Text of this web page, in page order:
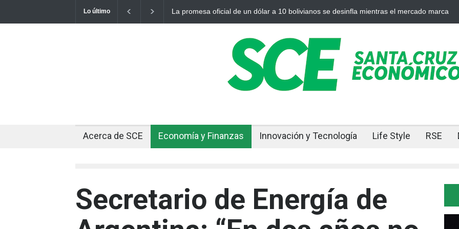
Lo último
La promesa oficial de un dólar a 10 bolivianos se desinfla mientras el mercado marca
Cuando el oro y la plata se
Acerca de SCE Economía y Finanzas Innovación y Tecnología Life Style RSE
Secretario de Energía de